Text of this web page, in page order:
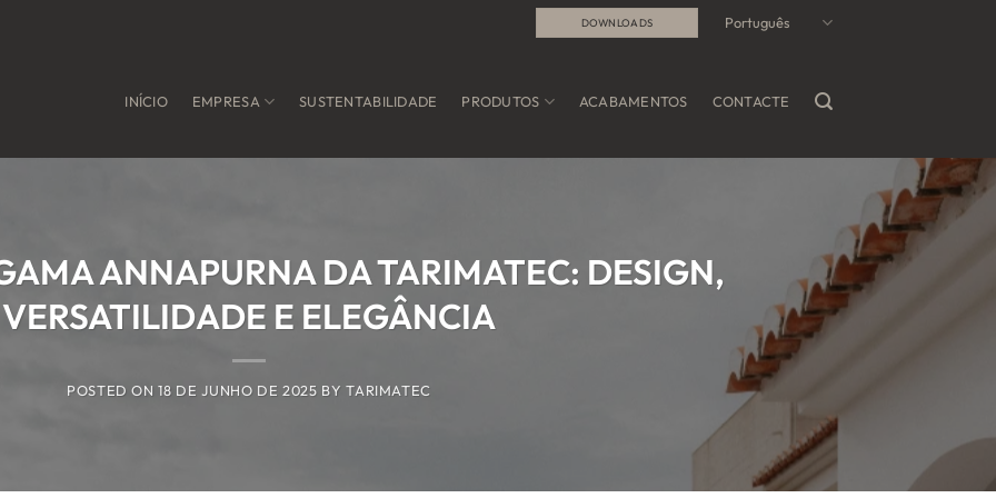
DOWNLOADS Português
INÍCIO EMPRESA SUSTENTABILIDADE PRODUTOS ACABAMENTOS CONTACTE
ANNAPURNA DA TARIMATEC: DESIGN,
VERSATILIDADE E ELEGÂNCIA
POSTED ON18 DE JUNHO DE 2025 BYTARIMATEC